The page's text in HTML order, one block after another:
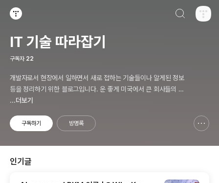
IT 기술 따라잡기
구독자 22
개발자로서 현장에서 일하면서 새로 접하는 기술들이나 알게된 정보
등을 정리하기 위한 블로그입니다. 운 좋게 미국에서 큰 회사들의 프
로젝트에서 컬설턴트로 일하고 있어서 새로운 기술들을 접할 기회가
분들과 정보를 공유하고 싶습니다.
...더보기
구독하기 방명록
인기글